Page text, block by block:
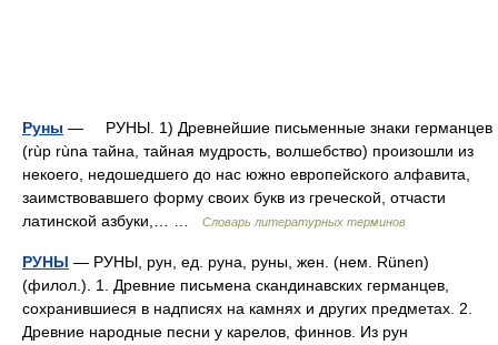
Руны — РУНЫ. 1) Древнейшие письменные знаки германцев
(rùp rùna тайна, тайная мудрость, волшебство) произошли из
некоего, недошедшего до нас южно европейского алфавита,
заимствовавшего форму своих букв из греческой, отчасти
латинской азбуки,… …
Словарь литературных терминов
РУНЫ — РУНЫ, рун, ед. руна, руны, жен. (нем. Rünen)
(филол.). 1. Древние письмена скандинавских германцев,
сохранившиеся в надписях на камнях и других предметах. 2.
Древние народные песни у карелов, финнов. Из рун